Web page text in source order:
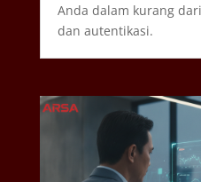
Anda dalam kurang
dan autentikasi.